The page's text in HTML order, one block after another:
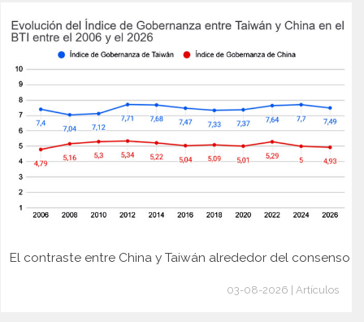
El contraste entre China y Taiwán alrededor del consenso
03-08-2026 | Artículos